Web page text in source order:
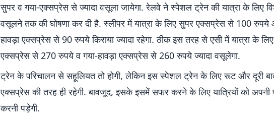
सुपर व गया-एक्सप्रेस से ज्यादा वसूला जायेगा. रेलवे ने स्पेशल ट्रेन की यात्रा के लिए
वसूलने तक की घोषणा कर दी है. स्लीपर में यात्रा के लिए सुपर एक्सप्रेस से 100 रुपये
हावड़ा एक्सप्रेस से 90 रुपये किराया ज्यादा रहेगा. ठीक इस तरह से एसी में यात्रा के
एक्सप्रेस से 270 रुपये व गया-हावड़ा एक्सप्रेस से 260 रुपये ज्यादा वसूलेगा.
ट्रेन के परिचालन से सहूलियत तो होगी, लेकिन इस स्पेशल ट्रेन के लिए रूट और दूरी
एक्सप्रेस की तरह ही रहेगी. बावजूद, इसके इसमें सफर करने के लिए यात्रियों को अपनी
करनी पड़ेगी.